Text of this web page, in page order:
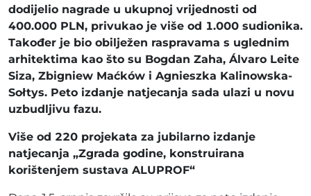
dodijelio nagrade u ukupnoj vrijednosti od
400.000 PLN, privukao je više od 1.000 sudionika.
Također je bio obilježen raspravama s uglednim
arhitektima kao što su Bogdan Zaha, Álvaro Leite
Siza, Zbigniew Maćków i Agnieszka Kalinowska-
Sołtys. Peto izdanje natjecanja sada ulazi u novu
uzbudljivu fazu.
Više od 220 projekata za jubilarno izdanje
natjecanja „Zgrada godine, konstruirana
korištenjem sustava ALUPROF“